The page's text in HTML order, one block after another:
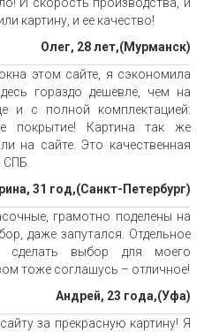
И скорость производства, и
картину, и ее качество!
Олег, 28 лет,(Мурманск)
этом сайте, я сэкономила
гораздо дешевле, чем на
и с полной комплектацией:
покрытие! Картина так же
на сайте. Это качественная
СПБ.
31 год,(Санкт-Петербург)
грамотно поделены на
даже запутался. Отдельное
сделать выбор для моего
тоже соглашусь – отличное!
Андрей, 23 года,(Уфа)
за прекрасную картину! Я